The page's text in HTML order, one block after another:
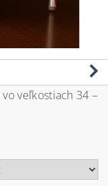
veľkostiach 34 –